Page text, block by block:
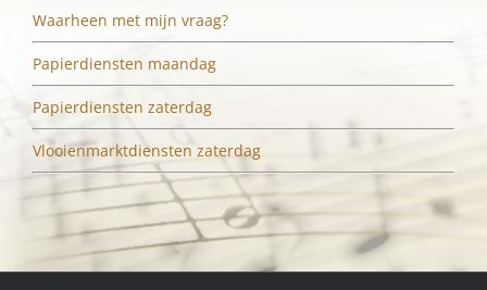
Waarheen met mijn vraag?
Papierdiensten maandag
Papierdiensten zaterdag
Vlooienmarktdiensten zaterdag